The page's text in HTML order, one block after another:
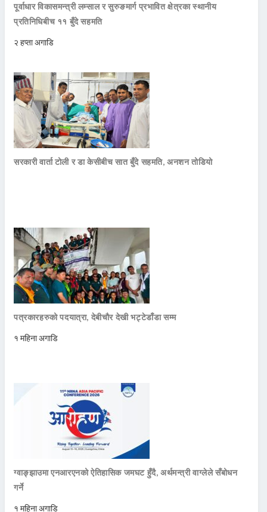
पूर्वाधार विकासमन्त्री लम्साल र सुरुङमार्ग प्रभावित क्षेत्रका स्थानीय
प्रतिनिधिबीच ११ बुँदे सहमति
२ हप्ता अगाडि
सरकारी वार्ता टोली र डा केसीबीच सात बुँदे सहमति, अनशन तोडियो
पत्रकारहरुको पदयात्रा, देबीचौर देखी भट्टेडाँडा सम्म
१ महिना अगाडि
ग्वाङ्झाउमा एनआरएनको ऐतिहासिक जमघट हुँदै, अर्थमन्त्री वाग्लेले सँबोधन
गर्ने
१ महिना अगाडि